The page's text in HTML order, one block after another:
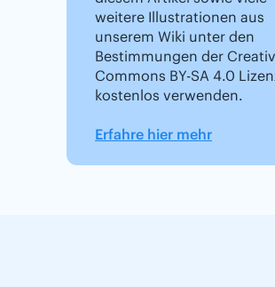
weitere Illustrationen aus
unserem Wiki unter den
Bestimmungen der
Commons BY-SA 4.0
kostenlos verwenden.
Erfahre hier mehr